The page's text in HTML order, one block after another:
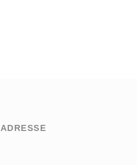
ADRESSE